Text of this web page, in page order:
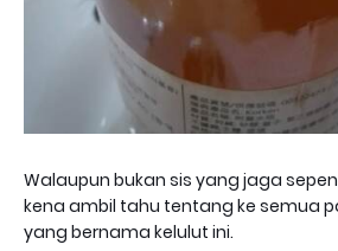
Walaupun bukan sis yang jaga
kena ambil tahu tentang ke semua
yang bernama kelulut ini.